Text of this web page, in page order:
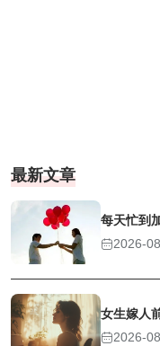
最新文章
每天忙到
2026-
女生嫁人
2026-